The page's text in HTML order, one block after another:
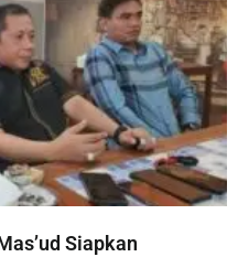
Siapkan